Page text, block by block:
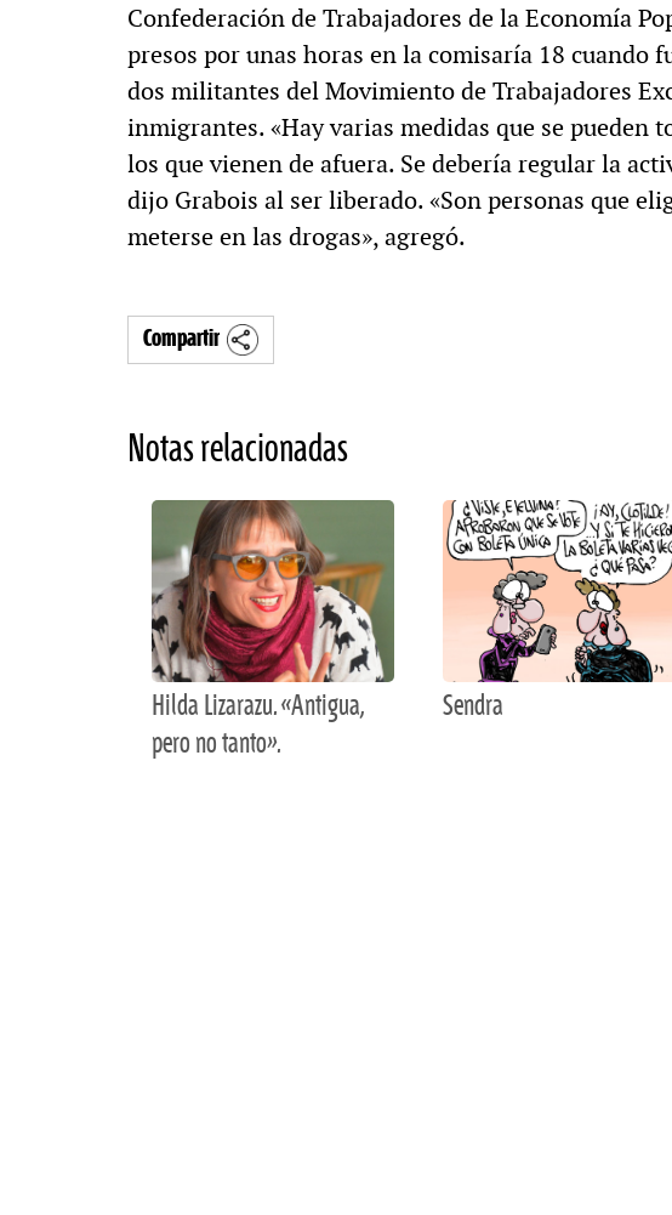
Confederación de Trabajadores de la Economía
presos por unas horas en la comisaría 18 cuando
dos militantes del Movimiento de Trabajadores
inmigrantes. «Hay varias medidas que se pueden
los que vienen de afuera. Se debería regular la
dijo Grabois al ser liberado. «Son personas que
meterse en las drogas», agregó.
Compartir
Notas relacionadas
Hilda Lizarazu. «Antigua,
pero no tanto».
Sendra